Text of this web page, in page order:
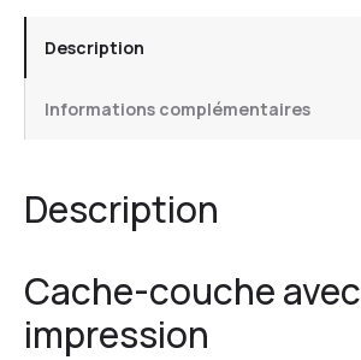
Description
Informations complémentaires
Description
Cache-couche avec
impression